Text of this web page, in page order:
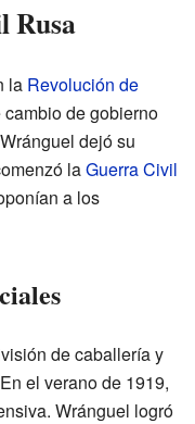
Rusa
la Revolución de
de gobierno
dejó su
laGuerra Civil
a los
de caballería y
el verano de 1919,
Wránguel logró